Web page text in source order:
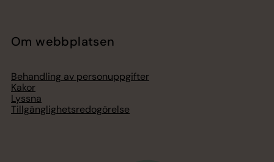
Om webbplatsen
Behandling av personuppgifter
Kakor
Lyssna
Tillgänglighetsredogörelse